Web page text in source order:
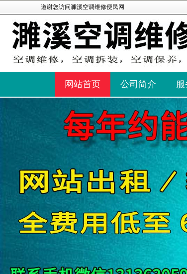
道谢您访问濉溪空调维修便民网
网站首页 公司简介 服